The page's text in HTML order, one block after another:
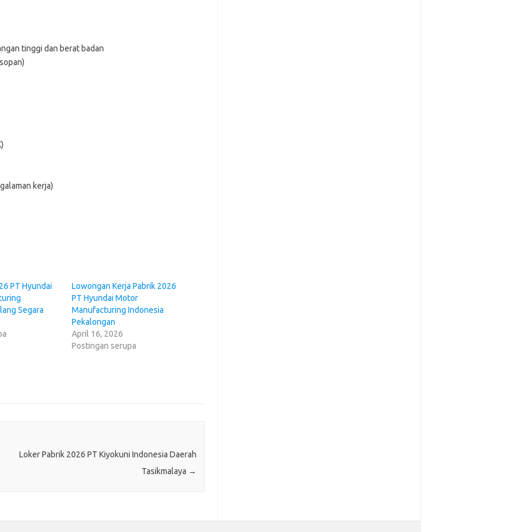
tinggi dan berat badan
kerja)
PT Hyundai
Segara
Lowongan Kerja Pabrik 2026
PT Hyundai Motor
Manufacturing Indonesia
Pekalongan
April 16, 2026
Postingan serupa
Loker Pabrik 2026 PT Kiyokuni Indonesia Daerah
Tasikmalaya →